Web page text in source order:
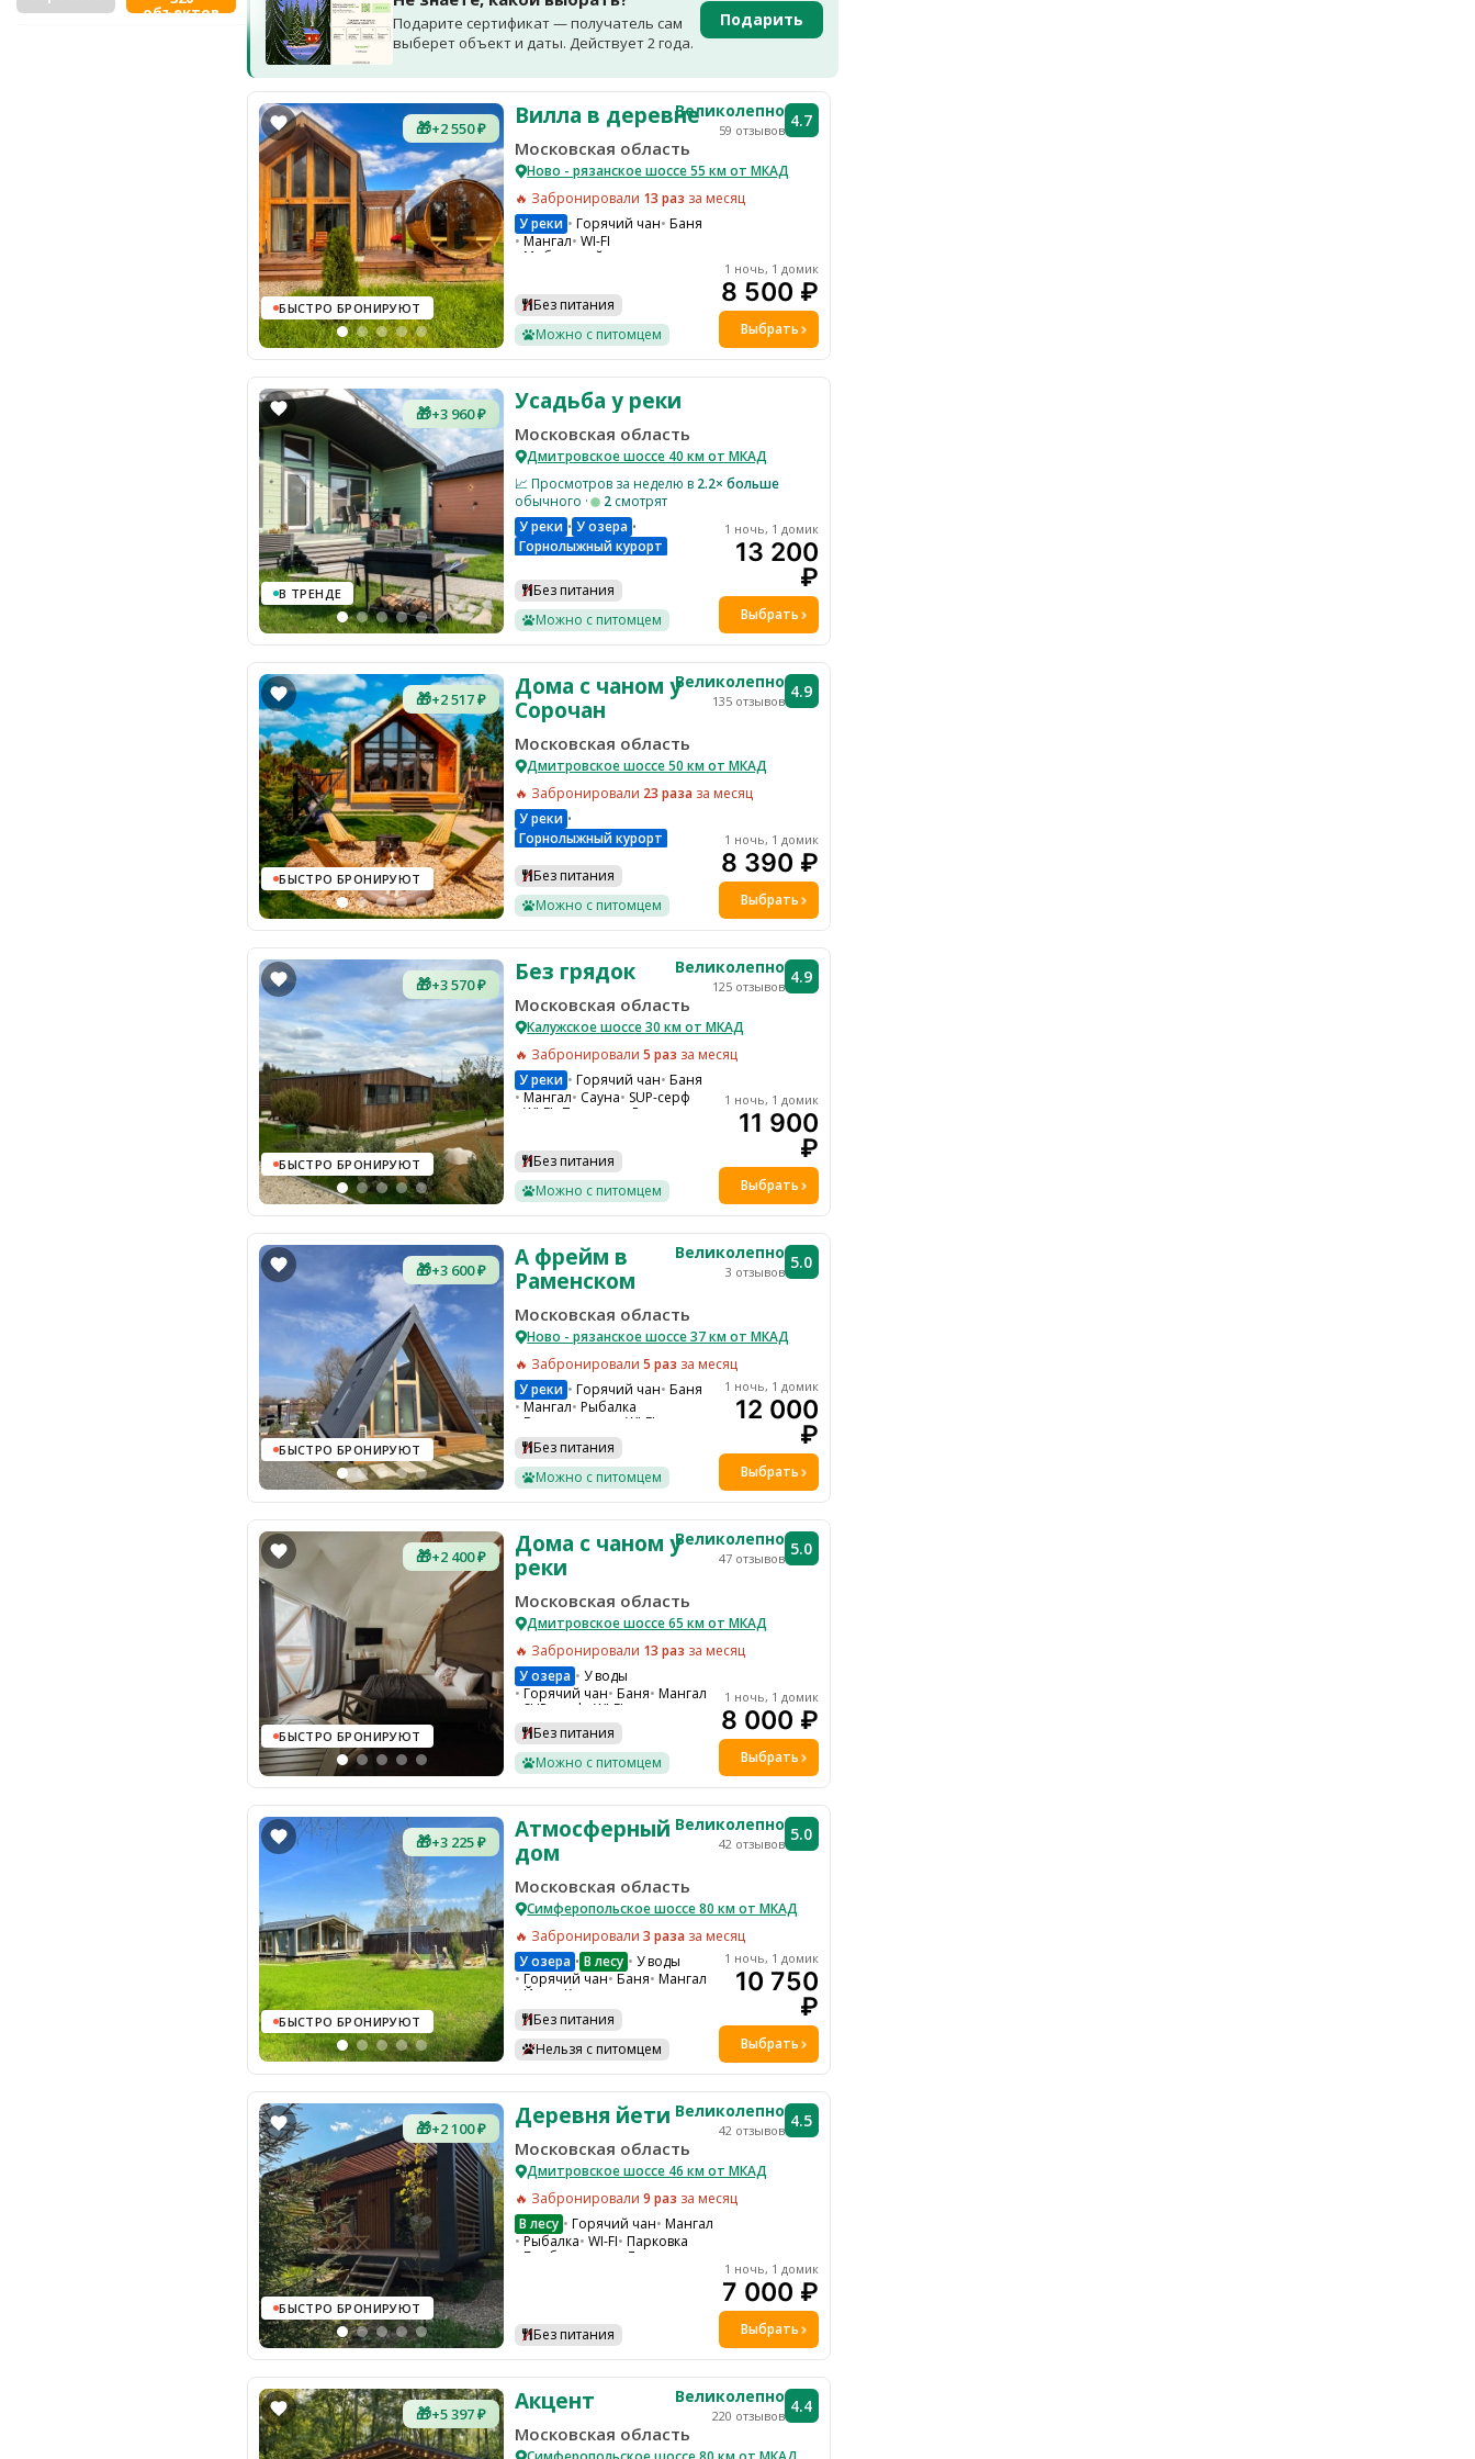
объектов
Подарите сертификат — получатель сам
выберет объект и даты. Действует 2 года.
Подарить
🎁+2 550 ₽
БЫСТРО БРОНИРУЮТ
Великолепно
59 отзывов 4.7
Вилла в деревне
Московская область
Ново - рязанское шоссе 55 км от МКАД
🔥 Забронировали 13 раз за месяц
У реки
Горячий чан Баня
Мангал WI-FI
Мобильный интернет
Гамаки и качели на общей территории
Детская площадка
Спортивная площадка
Настольные игры
Бадминтон
Без питания
Можно с питомцем
1 ночь, 1 домик
8 500 ₽
Выбрать
🎁+3 960 ₽
В ТРЕНДЕ
Усадьба у реки
Московская область
Дмитровское шоссе 40 км от МКАД
📈 Просмотров за неделю в 2.2× больше
обычного ·
2 смотрят
У реки • У озера •
Горнолыжный курорт
Без питания
Можно с питомцем
1 ночь, 1 домик
13 200
₽
Выбрать
🎁+2 517 ₽
БЫСТРО БРОНИРУЮТ
Великолепно
135 отзывов 4.9
Дома с чаном у
Сорочан
Московская область
Дмитровское шоссе 50 км от МКАД
🔥 Забронировали 23 раза за месяц
У реки •
Горнолыжный курорт
Ферма Рыбалка
Велопрогулки
Детская кроватка по запросу
Костровая зона Тюбинг
Настольные игры Каяки
Водоем Ресепшн Лыжи
Парковка
WI-FI
Без питания
Можно с питомцем
1 ночь, 1 домик
8 390 ₽
Выбрать
🎁+3 570 ₽
БЫСТРО БРОНИРУЮТ
Великолепно
125 отзывов 4.9
Без грядок
Московская область
Калужское шоссе 30 км от МКАД
🔥 Забронировали5 раз за месяц
У реки
Горячий чан Баня
Мангал Сауна SUP-серф
WI-FI Парковка
Ресепшн
Настольные игры
Бадминтон Джакузи
Без питания
Можно с питомцем
1 ночь, 1 домик
11 900
₽
Выбрать
🎁+3 600 ₽
БЫСТРО БРОНИРУЮТ
Великолепно
3 отзывов 5.0
А фрейм в
Раменском
Московская область
Ново - рязанское шоссе 37 км от МКАД
🔥 Забронировали5 раз за месяц
У реки
Горячий чан Баня
Мангал Рыбалка
Велопрогулки
WI-FI
Парковка Лыжи
Детская площадка
Конные прогулки
Бадминтон Экскурсии
Тюбинг Костровая зона
Без питания
Можно с питомцем
1 ночь, 1 домик
12 000
₽
Выбрать
🎁+2 400 ₽
БЫСТРО БРОНИРУЮТ
Великолепно
47 отзывов 5.0
Дома с чаном у
реки
Московская область
Дмитровское шоссе 65 км от МКАД
🔥 Забронировали 13 раз за месяц
У озера
У воды
Горячий чан Баня Мангал
SUP-серф
WI-FI
Мобильный интернет
Парковка
Гамаки и качели на общей территории
Шезлонги на общей территории
Водоем Настольные игры
Тюбинг Костровая зона
Без питания
Можно с питомцем
1 ночь, 1 домик
8 000 ₽
Выбрать
🎁+3 225 ₽
БЫСТРО БРОНИРУЮТ
Великолепно
42 отзывов 5.0
Атмосферный
дом
Московская область
Симферопольское шоссе 80 км от МКАД
🔥 Забронировали3 раза за месяц
У озера • В лесу
У воды
Горячий чан Баня Мангал
Йога
Кинотеатр
Холодильник
Микроволновая печь
Костровая зона Бадминтон
Настольные игры
Спортивная площадка
Детская кроватка по запросу
Шезлонги на общей территории
Гамаки и качели на общей территории
Барбекю зона
Парковка
WI-FI
Без питания
Нельзя с питомцем
1 ночь, 1 домик
10 750
₽
Выбрать
🎁+2 100 ₽
БЫСТРО БРОНИРУЮТ
Великолепно
42 отзывов 4.5
Деревня йети
Московская область
Дмитровское шоссе 46 км от МКАД
🔥 Забронировали9 раз за месяц
В лесу
Горячий чан Мангал
Рыбалка WI-FI Парковка
Барбекю зона
Лыжи
Конные прогулки
Микроволновая печь
Без питания
1 ночь, 1 домик
7 000 ₽
Выбрать
🎁+5 397 ₽
Великолепно
220 отзывов 4.4
Акцент
Московская область